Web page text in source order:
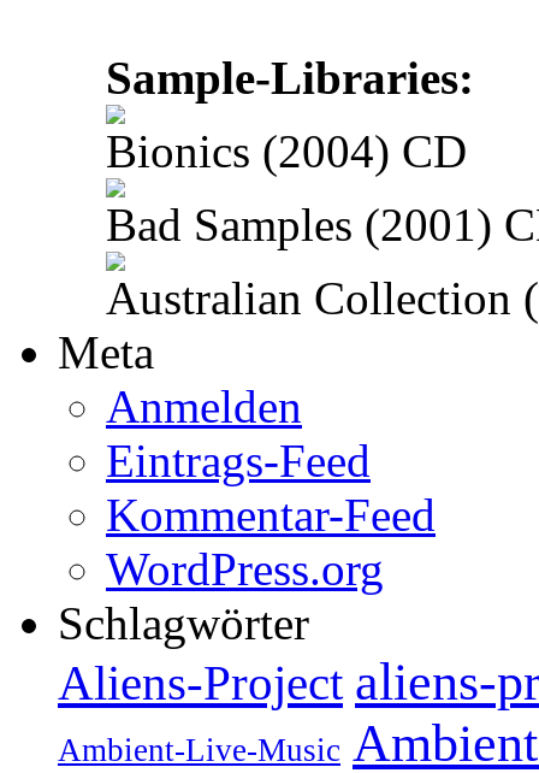
Sample-Libraries:
Bionics (2004) CD
Bad Samples (2001)
Australian Collection
Meta
Anmelden
Eintrags-Feed
Kommentar-Feed
WordPress.org
Schlagwörter
Aliens-Project aliens-
Ambient-Live-Music